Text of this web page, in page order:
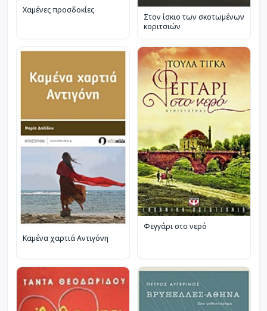
Χαμένες προσδοκίες
Στον ίσκιο των σκοτωμένων
κοριτσιών
Καμένα χαρτιά Αντιγόνη
Φεγγάρι στο νερό